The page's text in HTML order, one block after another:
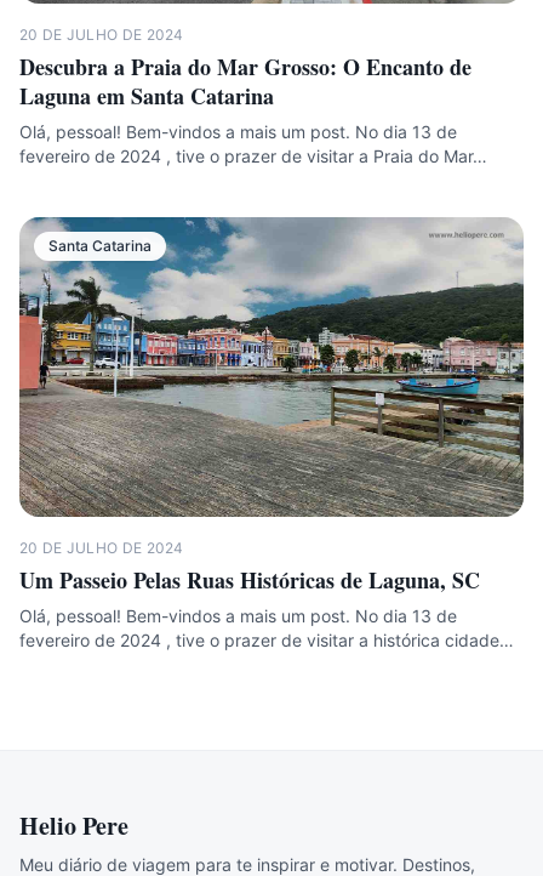
20 DE JULHO DE 2024
Descubra a Praia do Mar Grosso: O Encanto de
Laguna em Santa Catarina
Olá, pessoal! Bem-vindos a mais um post. No dia 13 de
fevereiro de 2024 , tive o prazer de visitar a Praia do Mar…
Santa Catarina
20 DE JULHO DE 2024
Um Passeio Pelas Ruas Históricas de Laguna, SC
Olá, pessoal! Bem-vindos a mais um post. No dia 13 de
fevereiro de 2024 , tive o prazer de visitar a histórica cidade…
Helio Pere
Meu diário de viagem para te inspirar e motivar. Destinos,